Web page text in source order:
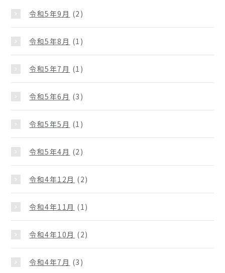
令和5年9月 (2)
令和5年8月 (1)
令和5年7月 (1)
令和5年6月 (3)
令和5年5月 (1)
令和5年4月 (2)
令和4年12月 (2)
令和4年11月 (1)
令和4年10月 (2)
令和4年7月 (3)